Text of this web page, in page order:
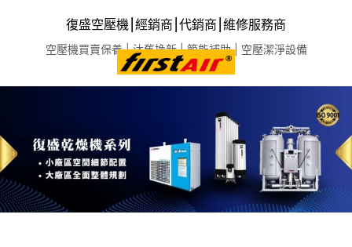
復盛空壓機⎮經銷商⎮代銷商⎮維修服務商
空壓機買賣保養 | 汰舊換新 | 節能補助 | 空壓潔淨設備